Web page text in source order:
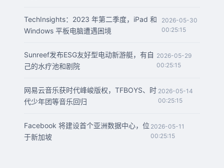
TechInsights：2023 年第二季度，iPad 和
Windows 平板电脑遭遇困境
2026-05-30
00:25:15
Sunreef发布ESG友好型电动新游艇，有自
己的水疗池和剧院
2026-05-29
00:25:15
网易云音乐获时代峰峻版权，TFBOYS、时
代少年团等音乐回归
2026-05-14
00:25:15
Facebook 将建设首个亚洲数据中心，位
于新加坡
2026-05-11
00:25:15